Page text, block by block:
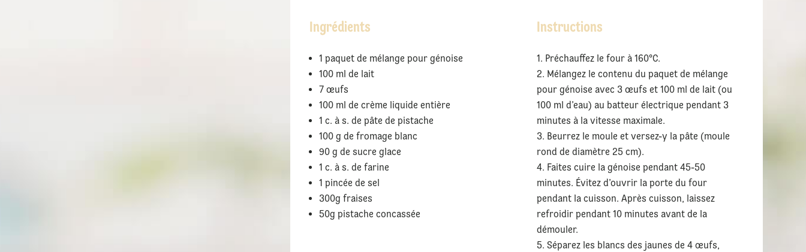
Ingrédients
1 paquet de mélange pour génoise
100 ml de lait
7 œufs
100 ml de crème liquide entière
1 c. à s. de pâte de pistache
100 g de fromage blanc
90 g de sucre glace
1 c. à s. de farine
1 pincée de sel
300g fraises
50g pistache concassée
Instructions
Préchauffez le four à 160°C.
Mélangez le contenu du paquet de mélange
pour génoise avec 3 œufs et 100 ml de lait (ou
100 ml d’eau) au batteur électrique pendant 3
minutes à la vitesse maximale.
Beurrez le moule et versez-y la pâte (moule
rond de diamètre 25 cm).
Faites cuire la génoise pendant 45-50
minutes. Évitez d’ouvrir la porte du four
pendant la cuisson. Après cuisson, laissez
refroidir pendant 10 minutes avant de la
démouler.
Séparez les blancs des jaunes de 4 œufs,